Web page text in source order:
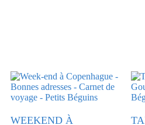
WEEKEND À